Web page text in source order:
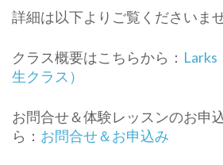
詳細は以下よりご覧くださいま
クラス概要はこちらから： Larks
生クラス）
お問合せ＆体験レッスンのお申
ら： お問合せ＆お申込み